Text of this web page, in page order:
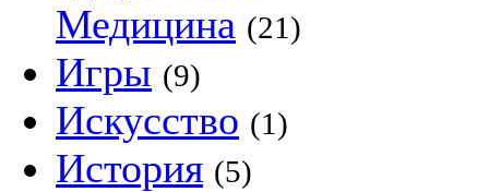
Медицина (21)
Игры (9)
Искусство (1)
История (5)